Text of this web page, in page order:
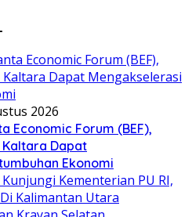
2026
Economic Forum (BEF),
Kaltara Dapat
Ekonomi